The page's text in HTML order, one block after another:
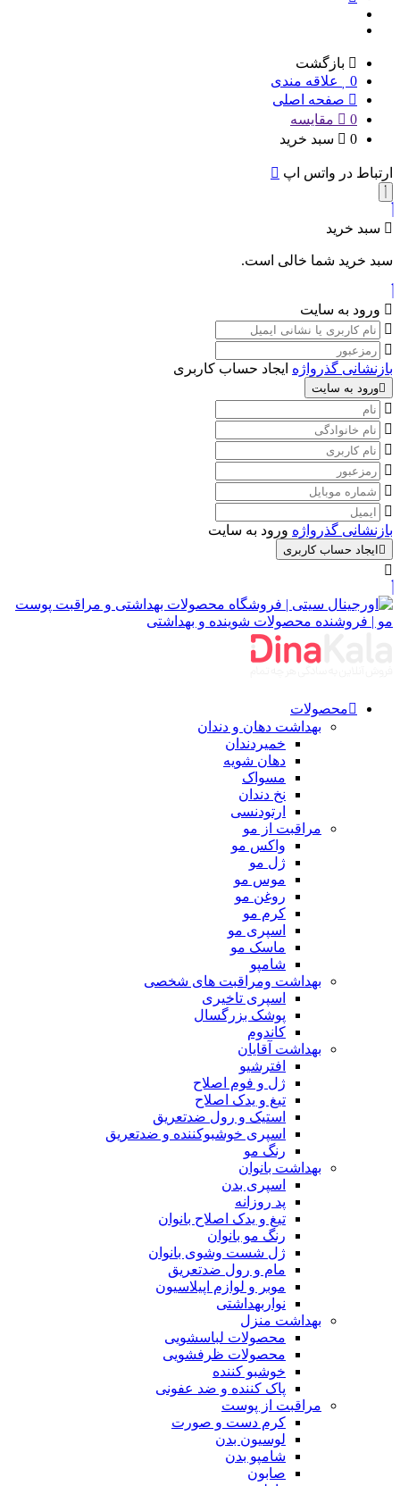
بازگشت
0
علاقه مندی
صفحه اصلی
0
مقایسه
0
سبد خرید
ارتباط در واتس اپ
سبد خرید
سبد خرید شما خالی است.
ورود به سایت
بازنشانی گذرواژه ایجاد حساب کاربری
ورود به سایت
بازنشانی گذرواژه ورود به سایت
ایجاد حساب کاربری
محصولات
بهداشت دهان و دندان
خمیردندان
دهان شویه
مسواک
نخ دندان
ارتودنسی
مراقبت از مو
واکس مو
ژل مو
موس مو
روغن مو
کرم مو
اسپری مو
ماسک مو
شامپو
بهداشت ومراقبت های شخصی
اسپری تاخیری
پوشک بزرگسال
کاندوم
بهداشت آقایان
افترشیو
ژل و فوم اصلاح
تیغ و یدک اصلاح
استیک و رول ضدتعریق
اسپری خوشبوکننده و ضدتعریق
رنگ مو
بهداشت بانوان
اسپری بدن
پد روزانه
تیغ و یدک اصلاح بانوان
رنگ مو بانوان
ژل شست وشوی بانوان
مام و رول ضدتعریق
موبر و لوازم اپیلاسیون
نواربهداشتی
بهداشت منزل
محصولات لباسشویی
محصولات ظرفشویی
خوشبو کننده
پاک کننده و ضد عفونی
مراقبت از پوست
کرم دست و صورت
لوسیون بدن
شامپو بدن
صابون